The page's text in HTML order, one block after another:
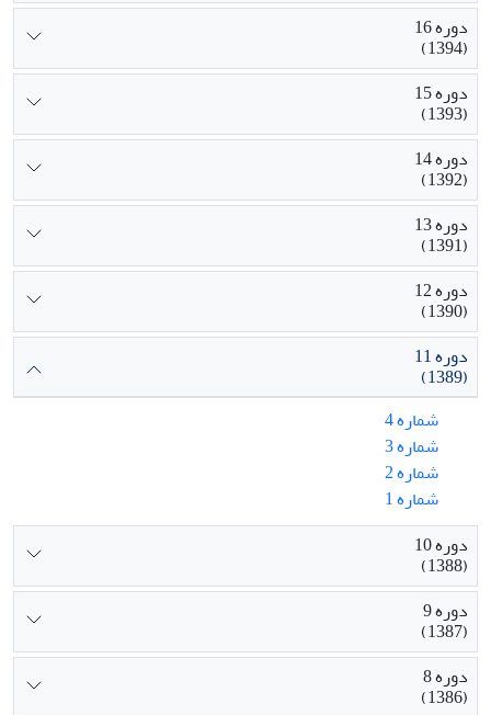
دوره 16
(1394)
دوره 15
(1393)
دوره 14
(1392)
دوره 13
(1391)
دوره 12
(1390)
دوره 11
(1389)
شماره 4
شماره 3
شماره 2
شماره 1
دوره 10
(1388)
دوره 9
(1387)
دوره 8
(1386)